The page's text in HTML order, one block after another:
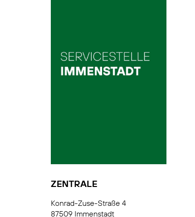
ZENTRALE
Konrad-Zuse-Straße 4
87509 Immenstadt